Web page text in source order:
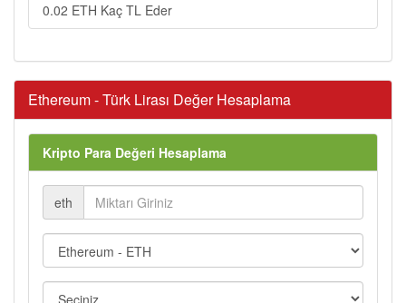
0.02 ETH Kaç TL Eder
Ethereum - Türk Lirası Değer Hesaplama
Kripto Para Değeri Hesaplama
eth